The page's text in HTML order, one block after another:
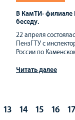
В КамТИ- филиале
беседу.
22 апреля
ПензГТУ с
России по
Читать далее
13 14 15 16 17